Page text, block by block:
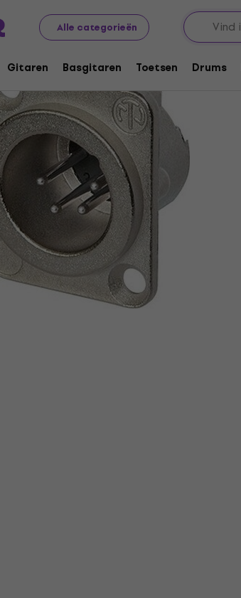
Alle categorieën
Gitaren Basgitaren Toetsen Drums
Accessoires Kabels, connectoren en